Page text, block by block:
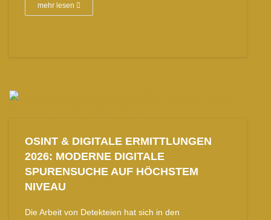
mehr lesen
OSINT & DIGITALE ERMITTLUNGEN
2026: MODERNE DIGITALE
SPURENSUCHE AUF HÖCHSTEM
NIVEAU
Die Arbeit von Detekteien hat sich in den